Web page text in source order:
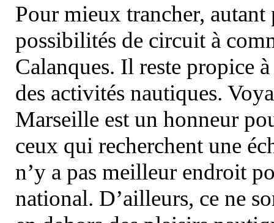
Pour mieux trancher, autant
possibilités de circuit à
Calanques. Il reste propice
des activités nautiques.
Marseille est un honneur
ceux qui recherchent une
n’y a pas meilleur endroit
national. D’ailleurs, ce ne